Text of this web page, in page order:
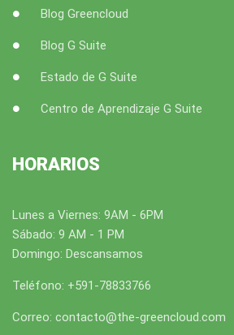
Blog Greencloud
Blog G Suite
Estado de G Suite
Centro de Aprendizaje G Suite
HORARIOS
Lunes a Viernes: 9AM - 6PM
Sábado: 9 AM - 1 PM
Domingo: Descansamos
Teléfono: +591-78833766
Correo: contacto@the-greencloud.com